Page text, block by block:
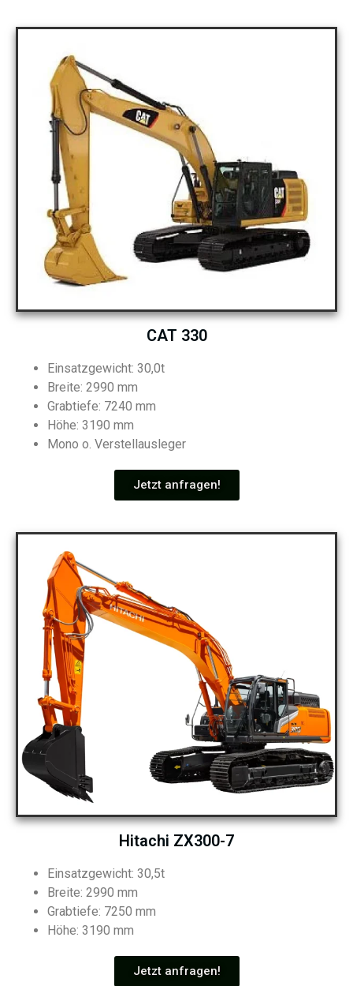
CAT 330
Einsatzgewicht: 30,0t
Breite: 2990 mm
Grabtiefe: 7240 mm
Höhe: 3190 mm
Mono o. Verstellausleger
Jetzt anfragen!
Hitachi ZX300-7
Einsatzgewicht: 30,5t
Breite: 2990 mm
Grabtiefe: 7250 mm
Höhe: 3190 mm
Jetzt anfragen!